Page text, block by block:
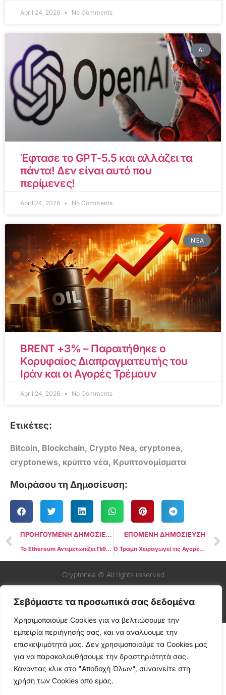
Σεβόμαστε τα προσωπικά σας δεδομένα
Χρησιμοποιούμε Cookies για να βελτιώσουμε την
εμπειρία περιήγησής σας, και να αναλύουμε την
επισκεψιμότητά μας. Δεν χρησιμοποιούμε τα Cookies μας
για να παρακολουθήσουμε την δραστηριότητά σας.
Κάνοντας κλικ στο "Αποδοχή Όλων", συναινείτε στη
χρήση των Cookies από εμάς.
April 24, 2026 No Comments
AI
Έφτασε το GPT-5.5 και αλλάζει τα
πάντα! Δεν είναι αυτό που
περίμενες!
April 24, 2026 No Comments
ΝΈΑ
BRENT +3% – Παραιτήθηκε ο
Κορυφαίος Διαπραγματευτής του
Ιράν και οι Αγορές Τρέμουν
April 24, 2026 No Comments
Ετικέτες:
Bitcoin, Blockchain, Crypto Nea, cryptonea,
cryptonews, κρύπτο νέα, Κρυπτονομίσματα
Μοιράσου τη Δημοσίευση:
ΠΡΟΗΓΟΥΜΕΝΗ ΔΗΜΟΣΙΕΥΣΗ
Το Ethereum Αντιμετωπίζει Πιθανή Πτώση στα $1,800 Εν μέσω Εκροών ETF και Εμπορικών Ανησυχιών
ΕΠΟΜΕΝΗ ΔΗΜΟΣΙΕΥΣΗ
Ο Τραμπ Χειραγωγεί τις Αγορές για να Αναγκάσει Μειώσεις Επιτοκίων
Cryptonea © All rights reserved